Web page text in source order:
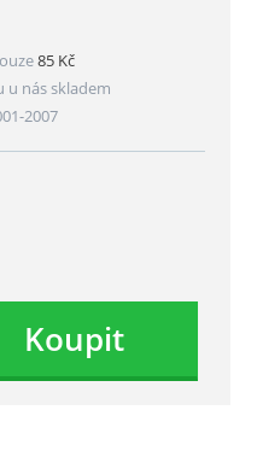
85 Kč
u nás skladem
2007
Koupit